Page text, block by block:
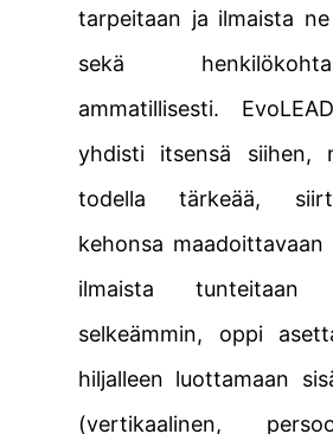
tarpeitaan ja ilmaista
sekä
ammatillisesti.
yhdisti itsensä siihen,
todella tärkeää,
kehonsa
ilmaista tunteitaan
selkeämmin, oppi
hiljalleen luottamaan
(vertikaalinen,